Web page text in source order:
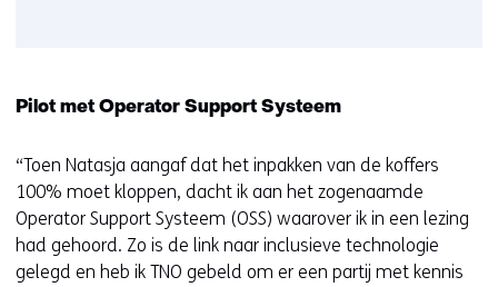
Pilot met Operator Support Systeem
“Toen Natasja aangaf dat het inpakken van de koffers
100% moet kloppen, dacht ik aan het zogenaamde
Operator Support Systeem (OSS) waarover ik in een lezing
had gehoord. Zo is de link naar inclusieve technologie
gelegd en heb ik TNO gebeld om er een partij met kennis